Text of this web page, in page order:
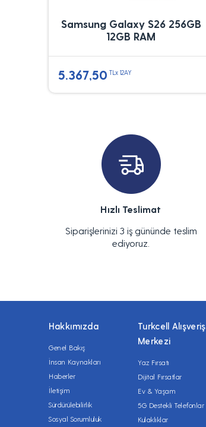
Samsung Galaxy S26 256GB
12GB RAM
5.367,50 TLx 12AY
Hızlı Teslimat
Siparişlerinizi 3 iş gününde teslim
ediyoruz.
Hakkımızda
Genel Bakış
İnsan Kaynakları
Haberler
İletişim
Sürdürülebilirlik
Sosyal Sorumluluk
Turkcell Alışveriş
Merkezi
Yaz Fırsatı
Dijital Fırsatlar
Ev & Yaşam
5G Destekli Telefonlar
Kulaklıklar